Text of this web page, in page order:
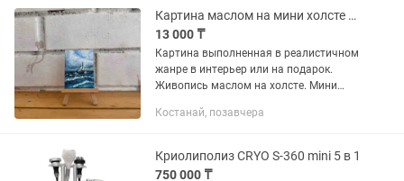
металлов....
Картина маслом на мини холсте с мольбертом 7 на 7 см
13 000 ₸
Картина выполненная в реалистичном
жанре в интерьер или на подарок.
Живопись маслом на холсте. Мини
мольберте. Красивая
Костанай, позавчера
Криолиполиз CRYO S-360 mini 5 в 1
750 000 ₸